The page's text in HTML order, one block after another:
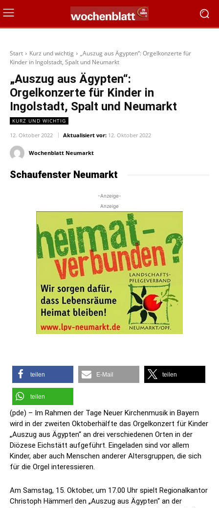
Start Kurz und wichtig
„Auszug aus Ägypten“: Orgelkonzerte für
Kinder in Ingolstadt, Spalt und Neumarkt
„Auszug aus Ägypten“:
Orgelkonzerte für Kinder in
Ingolstadt, Spalt und Neumarkt
KURZ UND WICHTIG
12. Oktober 2022 Aktualisiert vor: 12. Oktober 2022
Wochenblatt Neumarkt
Schaufenster Neumarkt
-Anzeige-
Anzeige
teilen E-Mail teilen
teilen
(pde) – Im Rahmen der Tage Neuer Kirchenmusik in Bayern
wird in der zweiten Oktoberhälfte das Orgelkonzert für Kinder
„Auszug aus Ägypten“ an drei verschiedenen Orten in der
Diözese Eichstätt aufgeführt. Eingeladen sind vor allem
Kinder, aber auch Menschen anderer Altersgruppen, die sich
für die Orgel interessieren.
Am Samstag, 15. Oktober, um 17.00 Uhr spielt Regionalkantor
Christoph Hämmerl den „Auszug aus Ägypten“ an der